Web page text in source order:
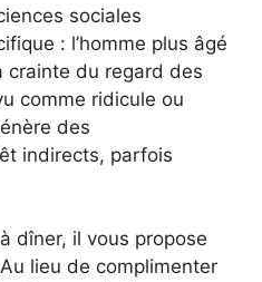
sociales
: l’homme plus âgé
crainte du regard des
comme ridicule ou
des
indirects, parfois
dîner, il vous propose
lieu de complimenter